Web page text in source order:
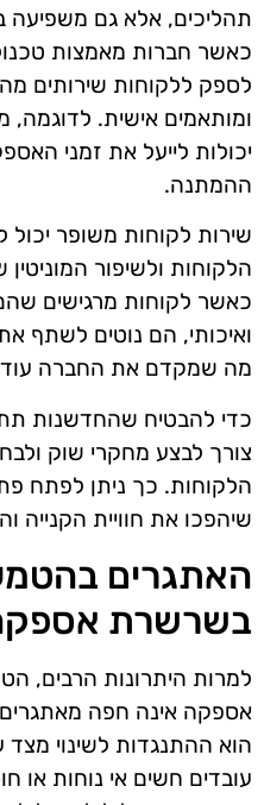
תהליכים, אלא גם משפיעה
כאשר חברות מאמצות
לספק ללקוחות שירותים
ומותאמים אישית. לדוגמה,
יכולות לייעל את זמני
ההמתנה.
שירות לקוחות משופר יכול
הלקוחות ולשיפור
כאשר לקוחות מרגישים
ואיכותי, הם נוטים לשתף
מה שמקדם את החברה עוד
כדי להבטיח שהחדשנות
צורך לבצע מחקרי שוק
הלקוחות. כך ניתן לפתח
שיהפכו את חוויית הקנייה
האתגרים
בשרשרת
למרות היתרונות הרבים,
אספקה אינה חפה
הוא ההתנגדות לשינוי
עובדים חשים אי נוחות או